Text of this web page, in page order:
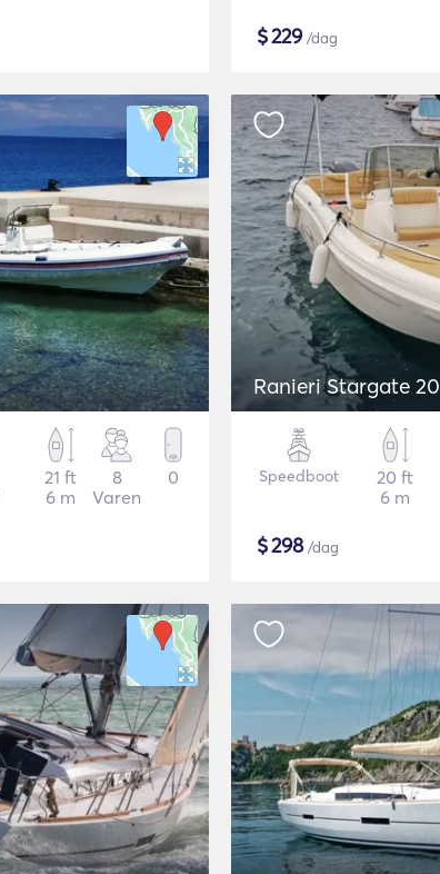
$229/dag
21 ft
6 m
8
Varen
0
Ranieri Stargate 20
Speedboot
20 ft
6 m
$298/dag